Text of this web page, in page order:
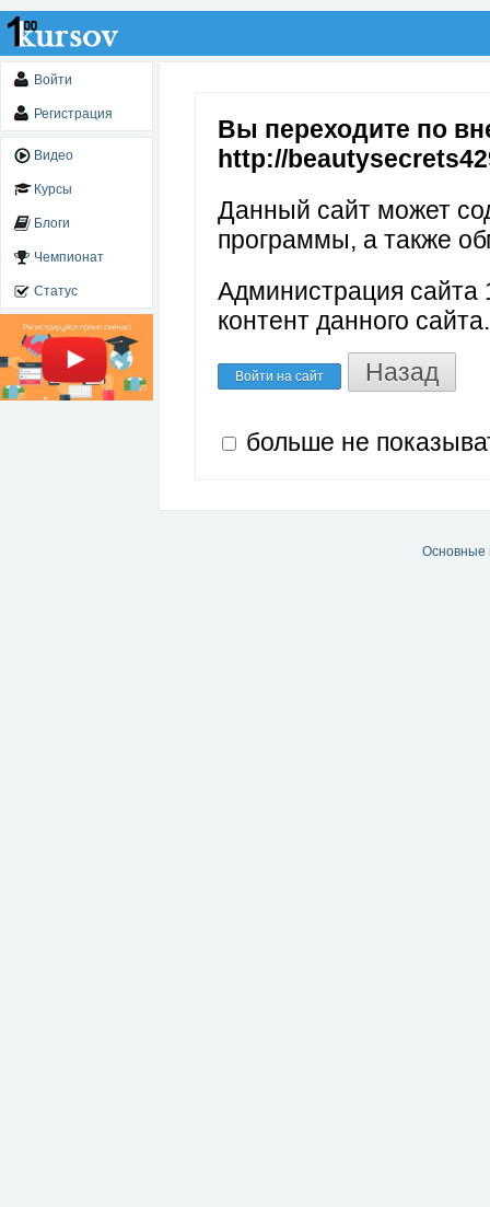
Войти
Регистрация
Видео
Курсы
Блоги
Чемпионат
Статус
Вы переходите по
http://
Данный сайт может
программы, а также
Администрация сайта
контент данного сайта.
Войти на сайт Назад
больше не
Основные